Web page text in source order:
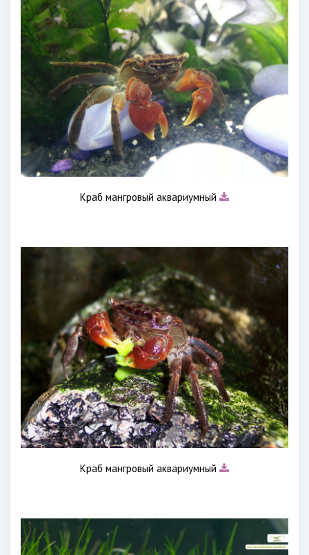
Краб мангровый аквариумный
Краб мангровый аквариумный